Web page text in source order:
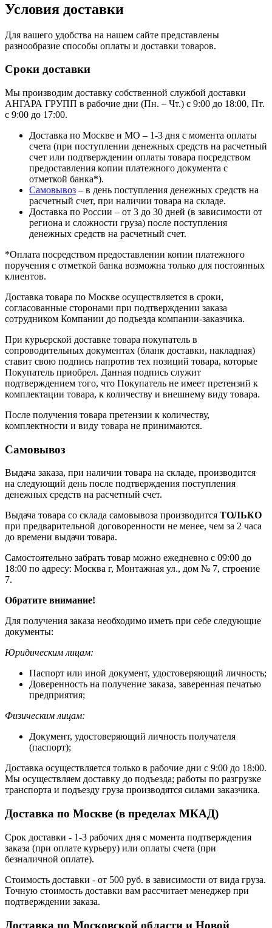
Условия доставки
Для вашего удобства на нашем сайте представлены
разнообразие способы оплаты и доставки товаров.
Сроки доставки
Мы производим доставку собственной службой доставки
АНГАРА ГРУПП в рабочие дни (Пн. – Чт.) с 9:00 до 18:00, Пт.
с 9:00 до 17:00.
Доставка по Москве и МО – 1-3 дня с момента оплаты
счета (при поступлении денежных средств на расчетный
счет или подтверждении оплаты товара посредством
предоставления копии платежного документа с
отметкой банка*).
Самовывоз – в день поступления денежных средств на
расчетный счет, при наличии товара на складе.
Доставка по России – от 3 до 30 дней (в зависимости от
региона и сложности груза) после поступления
денежных средств на расчетный счет.
*Оплата посредством предоставлении копии платежного
поручения с отметкой банка возможна только для постоянных
клиентов.
Доставка товара по Москве осуществляется в сроки,
согласованные сторонами при подтверждении заказа
сотрудником Компании до подъезда компании-заказчика.
При курьерской доставке товара покупатель в
сопроводительных документах (бланк доставки, накладная)
ставит свою подпись напротив тех позиций товара, которые
Покупатель приобрел. Данная подпись служит
подтверждением того, что Покупатель не имеет претензий к
комплектации товара, к количеству и внешнему виду товара.
После получения товара претензии к количеству,
комплектности и виду товара не принимаются.
Самовывоз
Выдача заказа, при наличии товара на складе, производится
на следующий день после подтверждения поступления
денежных средств на расчетный счет.
Выдача товара со склада самовывоза производится ТОЛЬКО
при предварительной договоренности не менее, чем за 2 часа
до времени выдачи товара.
Самостоятельно забрать товар можно ежедневно с 09:00 до
18:00 по адресу: Москва г, Монтажная ул., дом № 7, строение
7.
Обратите внимание!
Для получения заказа необходимо иметь при себе следующие
документы:
Юридическим лицам:
Паспорт или иной документ, удостоверяющий личность;
Доверенность на получение заказа, заверенная печатью
предприятия;
Физическим лицам:
Документ, удостоверяющий личность получателя
(паспорт);
Доставка осуществляется только в рабочие дни с 9:00 до 18:00.
Мы осуществляем доставку до подъезда; работы по разгрузке
транспорта и подъезду груза производятся силами заказчика.
Доставка по Москве (в пределах МКАД)
Срок доставки - 1-3 рабочих дня с момента подтверждения
заказа (при оплате курьеру) или оплаты счета (при
безналичной оплате).
Стоимость доставки - от 500 руб. в зависимости от вида груза.
Точную стоимость доставки вам рассчитает менеджер при
подтверждении заказа.
Доставка по Московской области и Новой